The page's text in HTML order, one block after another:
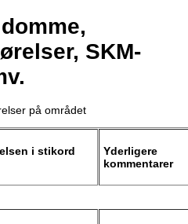
SKM-
på området
i stikord
Yderligere
kommentarer